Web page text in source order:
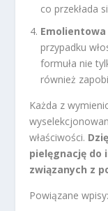
co przekłada
Emolientowa
przypadku
formuła nie
również
Każda z
właściwości.
pielęgnację do
związanych z
Powiązane wpisy: